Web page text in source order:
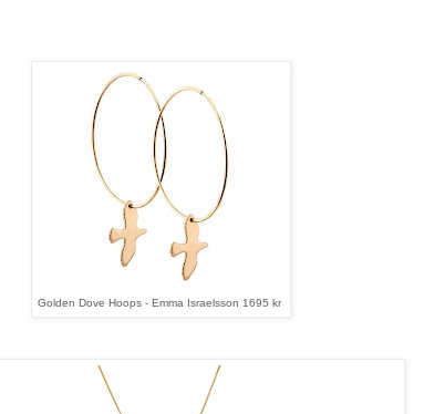
Golden Dove Hoops - Emma Israelsson 1695 kr